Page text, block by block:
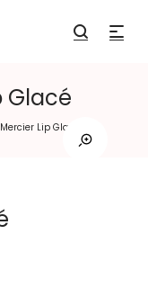
Glacé
Lip Glacé